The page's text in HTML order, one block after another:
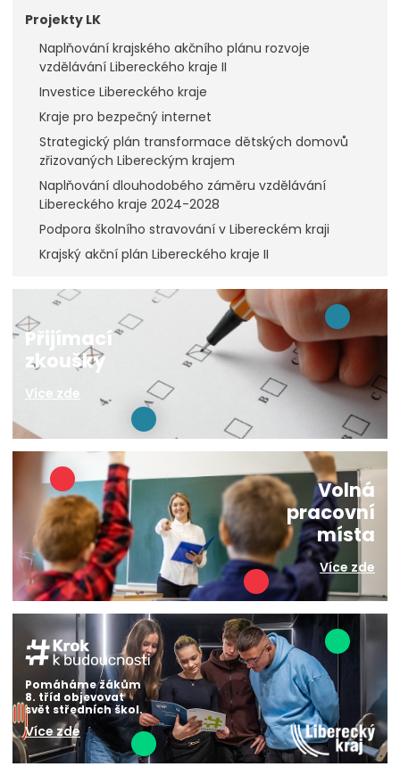
Projekty LK
Naplňování krajského akčního plánu rozvoje
vzdělávání Libereckého kraje II
Investice Libereckého kraje
Kraje pro bezpečný internet
Strategický plán transformace dětských domovů
zřizovaných Libereckým krajem
Naplňování dlouhodobého záměru vzdělávání
Libereckého kraje 2024-2028
Podpora školního stravování v Libereckém kraji
Krajský akční plán Libereckého kraje II
Přijímací
zkoušky
Více zde
Volná
pracovní
místa
Více zde
Pomáháme žákům
8. tříd objevovat
svět středních škol.
Více zde